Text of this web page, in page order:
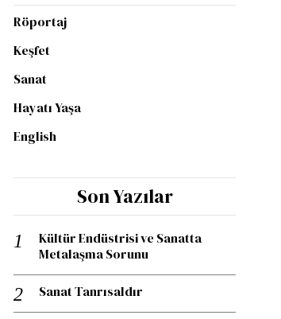
Röportaj
Keşfet
Sanat
Hayatı Yaşa
English
Son Yazılar
Kültür Endüstrisi ve Sanatta
Metalaşma Sorunu
Sanat Tanrısaldır